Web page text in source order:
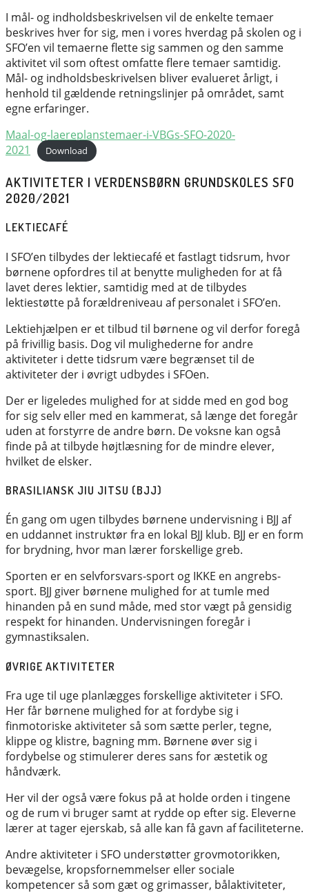
I mål- og indholdsbeskrivelsen vil de enkelte temaer
beskrives hver for sig, men i vores hverdag på skolen og i
SFO’en vil temaerne flette sig sammen og den samme
aktivitet vil som oftest omfatte flere temaer samtidig.
Mål- og indholdsbeskrivelsen bliver evalueret årligt, i
henhold til gældende retningslinjer på området, samt
egne erfaringer.
Maal-og-laereplanstemaer-i-VBGs-SFO-2020-
2021
Download
AKTIVITETER I VERDENSBØRN GRUNDSKOLES SFO
2020/2021
LEKTIECAFÉ
I SFO’en tilbydes der lektiecafé et fastlagt tidsrum, hvor
børnene opfordres til at benytte muligheden for at få
lavet deres lektier, samtidig med at de tilbydes
lektiestøtte på forældreniveau af personalet i SFO’en.
Lektiehjælpen er et tilbud til børnene og vil derfor foregå
på frivillig basis. Dog vil mulighederne for andre
aktiviteter i dette tidsrum være begrænset til de
aktiviteter der i øvrigt udbydes i SFOen.
Der er ligeledes mulighed for at sidde med en god bog
for sig selv eller med en kammerat, så længe det foregår
uden at forstyrre de andre børn. De voksne kan også
finde på at tilbyde højtlæsning for de mindre elever,
hvilket de elsker.
BRASILIANSK JIU JITSU (BJJ)
Én gang om ugen tilbydes børnene undervisning i BJJ af
en uddannet instruktør fra en lokal BJJ klub. BJJ er en form
for brydning, hvor man lærer forskellige greb.
Sporten er en selvforsvars-sport og IKKE en angrebs-
sport. BJJ giver børnene mulighed for at tumle med
hinanden på en sund måde, med stor vægt på gensidig
respekt for hinanden. Undervisningen foregår i
gymnastiksalen.
ØVRIGE AKTIVITETER
Fra uge til uge planlægges forskellige aktiviteter i SFO.
Her får børnene mulighed for at fordybe sig i
finmotoriske aktiviteter så som sætte perler, tegne,
klippe og klistre, bagning mm. Børnene øver sig i
fordybelse og stimulerer deres sans for æstetik og
håndværk.
Her vil der også være fokus på at holde orden i tingene
og de rum vi bruger samt at rydde op efter sig. Eleverne
lærer at tager ejerskab, så alle kan få gavn af faciliteterne.
Andre aktiviteter i SFO understøtter grovmotorikken,
bevægelse, kropsfornemmelser eller sociale
kompetencer så som gæt og grimasser, bålaktiviteter,